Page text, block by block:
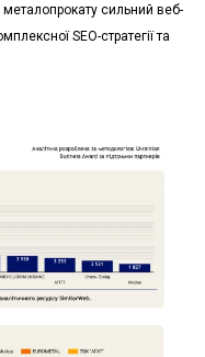
металопрокату сильний веб-
SEO-стратегії та